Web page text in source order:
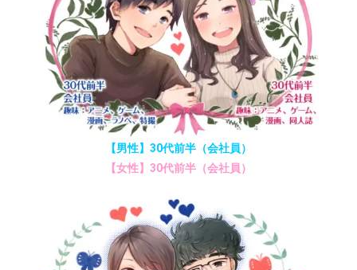
【男性】30代前半（会社員）
【女性】30代前半（会社員）